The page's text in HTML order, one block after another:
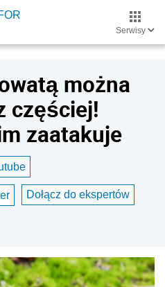
Serwisy
można
częściej!
zaatakuje
Dołącz do ekspertów